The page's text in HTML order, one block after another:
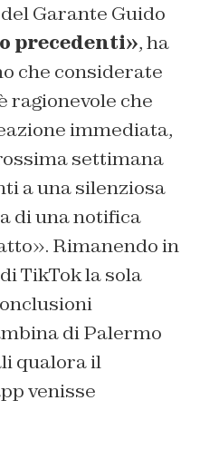
Garante Guido
precedenti», ha
che considerate
ragionevole che
immediata,
settimana
a una silenziosa
di una notifica
Rimanendo in
TikTok la sola
di Palermo
qualora il
venisse